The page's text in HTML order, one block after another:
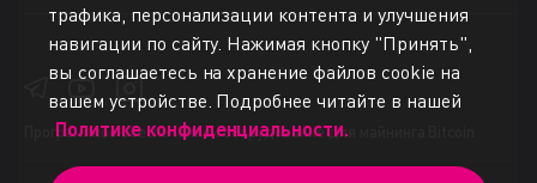
Программное обеспечениеи оборудование для майнинга Bitcoin
трафика, персонализации контента и улучшения
навигации по сайту. Нажимая кнопку "Принять",
вы соглашаетесь на хранение файлов cookie на
вашем устройстве. Подробнее читайте в нашей
Политике конфиденциальности.